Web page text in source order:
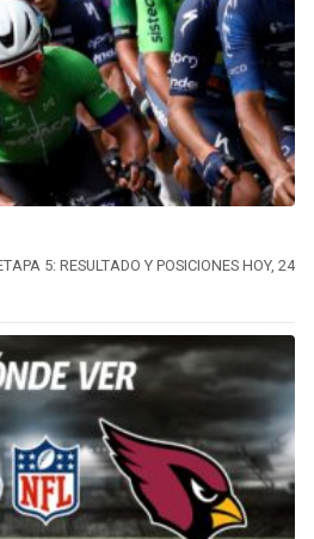
5: RESULTADO Y POSICIONES HOY, 24